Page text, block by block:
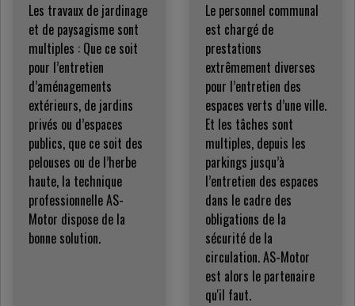
Les travaux de jardinage
et de paysagisme sont
multiples : Que ce soit
pour l’entretien
d’aménagements
extérieurs, de jardins
privés ou d’espaces
publics, que ce soit des
pelouses ou de l’herbe
haute, la technique
professionnelle AS-
Motor dispose de la
bonne solution.
Le personnel communal
est chargé de
prestations
extrêmement diverses
pour l’entretien des
espaces verts d’une ville.
Et les tâches sont
multiples, depuis les
parkings jusqu’à
l’entretien des espaces
dans le cadre des
obligations de la
sécurité de la
circulation. AS-Motor
est alors le partenaire
qu'il faut.